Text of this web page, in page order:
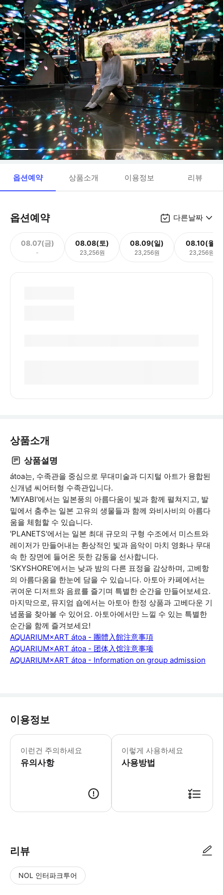
옵션예약 상품소개 이용정보 리뷰
옵션예약 다른날짜
08.07(금)
-
08.08(토)
23,256원
08.09(일)
23,256원
08.10(월)
23,256원
상품소개
상품설명
átoa는, 수족관을 중심으로 무대미술과 디지털 아트가 융합된
신개념 씨어터형 수족관입니다.
'MIYABI'에서는 일본풍의 아름다움이 빛과 함께 펼쳐지고, 발
밑에서 춤추는 일본 고유의 생물들과 함께 와비사비의 아름다
움을 체험할 수 있습니다.
'PLANETS'에서는 일본 최대 규모의 구형 수조에서 미스트와
레이저가 만들어내는 환상적인 빛과 음악이 마치 영화나 무대
속 한 장면에 들어온 듯한 감동을 선사합니다.
'SKYSHORE'에서는 낮과 밤의 다른 표정을 감상하며, 고베항
의 아름다움을 한눈에 담을 수 있습니다. 아토아 카페에서는
귀여운 디저트와 음료를 즐기며 특별한 순간을 만들어보세요.
마지막으로, 뮤지엄 숍에서는 아토아 한정 상품과 고베다운 기
념품을 찾아볼 수 있어요. 아토아에서만 느낄 수 있는 특별한
순간을 함께 즐겨보세요!
AQUARIUM×ART átoa - 團體入館注意事項
AQUARIUM×ART átoa - 团体入馆注意事项
AQUARIUM×ART átoa - Information on group admission
이용정보
이런건 주의하세요
유의사항
3세 미만 어린이는 무료로 입장할 수
이렇게 사용하세요
사용방법
리뷰
NOL 인터파크투어